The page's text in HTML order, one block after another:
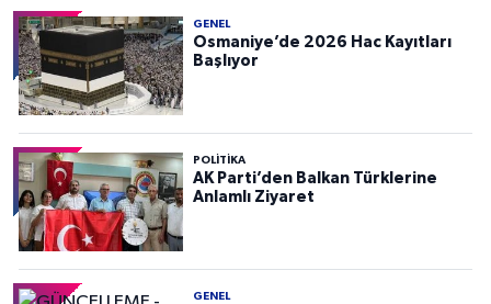
GENEL
Osmaniye’de 2026 Hac Kayıtları
Başlıyor
POLITIKA
AK Parti’den Balkan Türklerine
Anlamlı Ziyaret
GENEL